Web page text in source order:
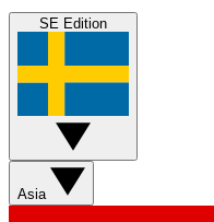
SE Edition
Asia